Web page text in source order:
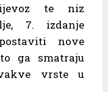
te niz
7. izdanje
nove
ga smatraju
vrste u